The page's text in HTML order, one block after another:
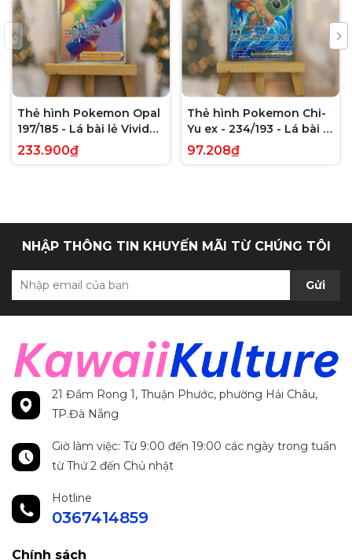
Thẻ hình Pokemon Opal
197/185 - Lá bài lẻ Vivid
Voltage Hyper Rare tiếng
Anh chính hãng
233.900₫
Thẻ hình Pokemon Chi-
Yu ex - 234/193 - Lá bài lẻ
Paldea Evolved Full Art
Secret Rare tiếng Anh
97.208₫
NHẬP THÔNG TIN KHUYẾN MÃI TỪ CHÚNG TÔI
Gửi
21 Đầm Rong 1, Thuận Phước, phường Hải Châu,
TP.Đà Nẵng
Giờ làm việc: Từ 9:00 đến 19:00 các ngày trong tuần
từ Thứ 2 đến Chủ nhật
Hotline
0367414859
Chính sách